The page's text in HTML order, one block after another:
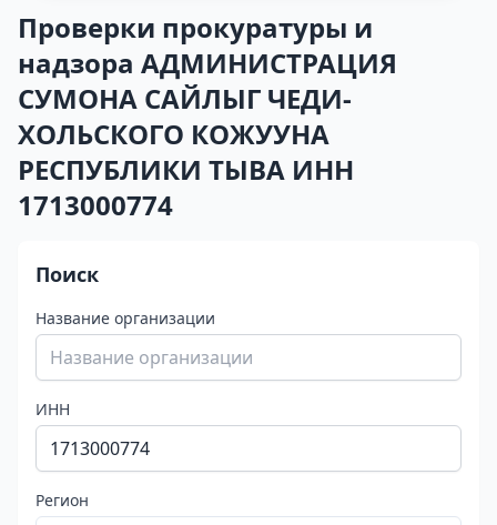
Проверки прокуратуры и
надзора АДМИНИСТРАЦИЯ
СУМОНА САЙЛЫГ ЧЕДИ-
ХОЛЬСКОГО КОЖУУНА
РЕСПУБЛИКИ ТЫВА ИНН
1713000774
Поиск
Название организации
ИНН
Регион